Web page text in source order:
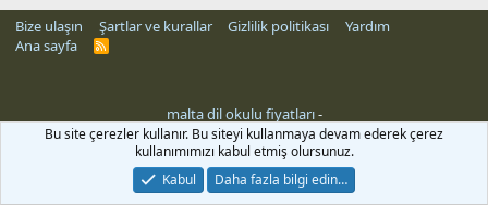
Bize ulaşın Şartlar ve kurallar Gizlilik politikası
Yardım
Ana sayfa
R
malta dil okulu fiyatları-
Bu site çerezler kullanır. Bu siteyi kullanmaya devam ederek çerez
kullanımımızı kabul etmiş olursunuz.
Kabul
Daha fazla bilgi edin…